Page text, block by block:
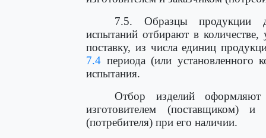
7.5. Образцы продукции
испытаний отбирают в количестве,
поставку, из числа единиц
7.4 периода (или установленного
испытания.
Отбор изделий оформляют
изготовителем (поставщиком) и
(потребителя) при его наличии.